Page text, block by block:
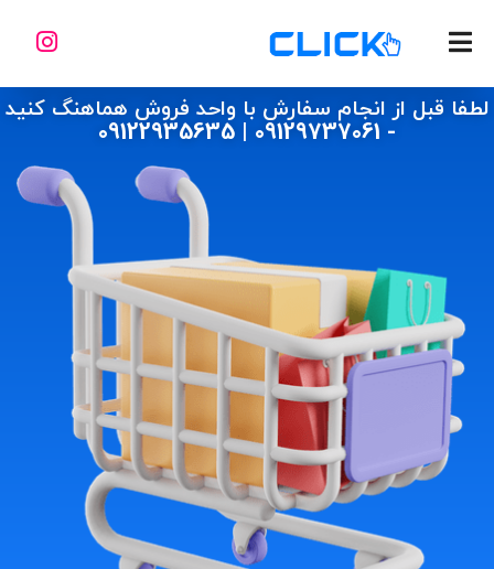
لطفا قبل از انجام سفارش با واحد فروش هماهنگ کنید
- 09129737061 | 09122935635